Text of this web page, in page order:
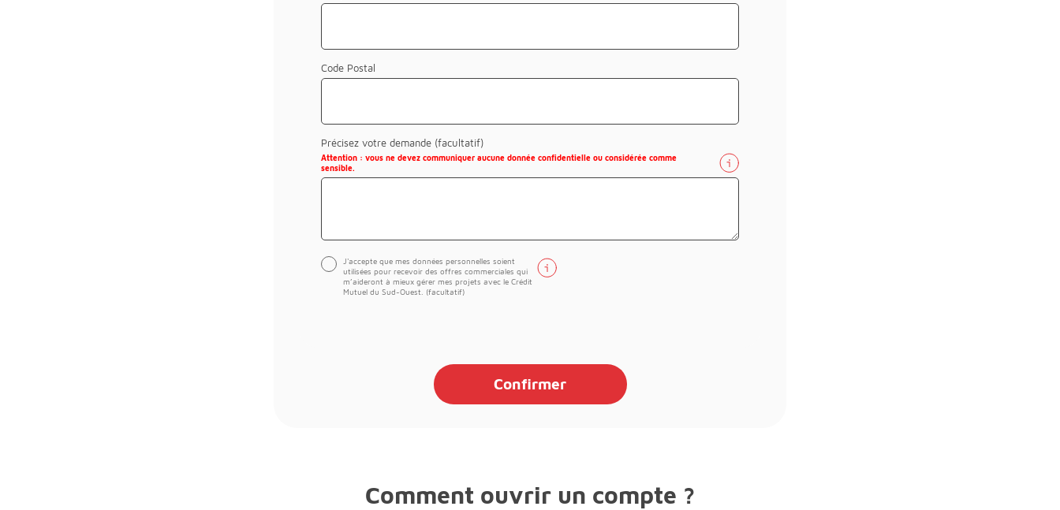
Code Postal
Précisez votre demande (facultatif)
Attention : vous ne devez communiquer aucune donnée confidentielle ou considérée comme
sensible.
J'accepte que mes données personnelles soient
utilisées pour recevoir des offres commerciales qui
m’aideront à mieux gérer mes projets avec le Crédit
Mutuel du Sud-Ouest. (facultatif)
Confirmer
Comment ouvrir un compte ?